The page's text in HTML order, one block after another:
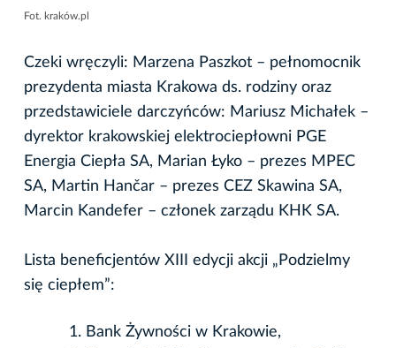
Fot. kraków.pl
Czeki wręczyli: Marzena Paszkot – pełnomocnik
prezydenta miasta Krakowa ds. rodziny oraz
przedstawiciele darczyńców: Mariusz Michałek –
dyrektor krakowskiej elektrociepłowni PGE
Energia Ciepła SA, Marian Łyko – prezes MPEC
SA, Martin Hančar – prezes CEZ Skawina SA,
Marcin Kandefer – członek zarządu KHK SA.
Lista beneficjentów XIII edycji akcji „Podzielmy
się ciepłem”:
Bank Żywności w Krakowie,